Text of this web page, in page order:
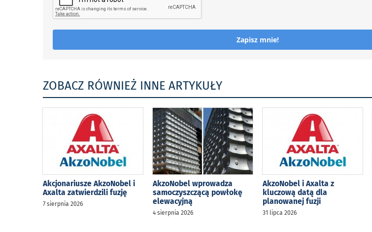
Zapisz mnie!
ZOBACZ RÓWNIEŻ INNE ARTYKUŁY
Akcjonariusze AkzoNobel i
Axalta zatwierdzili fuzję
7 sierpnia 2026
AkzoNobel wprowadza
samoczyszczącą powłokę
elewacyjną
4 sierpnia 2026
AkzoNobel i Axalta z
kluczową datą dla
planowanej fuzji
31 lipca 2026